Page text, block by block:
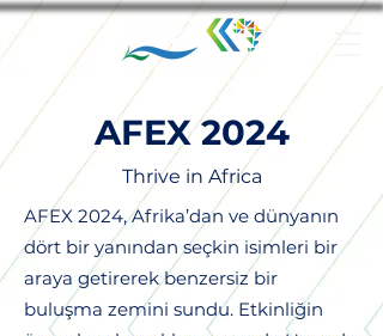
AFEX 2024
Thrive in Africa
AFEX 2024, Afrika’dan ve dünyanın
dört bir yanından seçkin isimleri bir
araya getirerek benzersiz bir
buluşma zemini sundu. Etkinliğin